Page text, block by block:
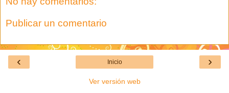
Publicar un comentario
‹ ›
Inicio
Ver versión web